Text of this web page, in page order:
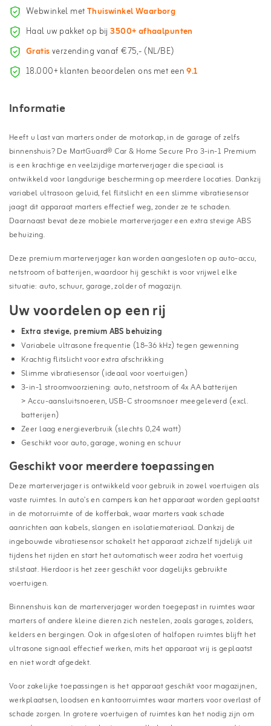
Webwinkel metThuiswinkel Waarborg
Haal uw pakket op bij3500+ afhaalpunten
Gratisverzending vanaf €75,- (NL/BE)
18.000+ klanten beoordelen ons met een9.1
Informatie
Heeft u last van marters onder de motorkap, in de garage of zelfs
binnenshuis? De MartGuard® Car & Home Secure Pro 3-in-1 Premium
is een krachtige en veelzijdige marterverjager die speciaal is
ontwikkeld voor langdurige bescherming op meerdere locaties. Dankzij
variabel ultrasoon geluid, fel flitslicht en een slimme vibratiesensor
jaagt dit apparaat marters effectief weg, zonder ze te schaden.
Daarnaast bevat deze mobiele marterverjager een extra stevige ABS
behuizing.
Deze premium marterverjager kan worden aangesloten op auto-accu,
netstroom of batterijen, waardoor hij geschikt is voor vrijwel elke
situatie: auto, schuur, garage, zolder of magazijn.
Uw voordelen op een rij
Extra stevige, premium ABS behuizing
Variabele ultrasone frequentie (18–36 kHz) tegen gewenning
Krachtig flitslicht voor extra afschrikking
Slimme vibratiesensor (ideaal voor voertuigen)
3-in-1 stroomvoorziening: auto, netstroom of 4x AA batterijen
> Accu-aansluitsnoeren, USB-C stroomsnoer meegeleverd (excl.
batterijen)
Zeer laag energieverbruik (slechts 0,24 watt)
Geschikt voor auto, garage, woning en schuur
Geschikt voor meerdere toepassingen
Deze marterverjager is ontwikkeld voor gebruik in zowel voertuigen als
vaste ruimtes. In auto’s en campers kan het apparaat worden geplaatst
in de motorruimte of de kofferbak, waar marters vaak schade
aanrichten aan kabels, slangen en isolatiemateriaal. Dankzij de
ingebouwde vibratiesensor schakelt het apparaat zichzelf tijdelijk uit
tijdens het rijden en start het automatisch weer zodra het voertuig
stilstaat. Hierdoor is het zeer geschikt voor dagelijks gebruikte
voertuigen.
Binnenshuis kan de marterverjager worden toegepast in ruimtes waar
marters of andere kleine dieren zich nestelen, zoals garages, zolders,
kelders en bergingen. Ook in afgesloten of halfopen ruimtes blijft het
ultrasone signaal effectief werken, mits het apparaat vrij is geplaatst
en niet wordt afgedekt.
Voor zakelijke toepassingen is het apparaat geschikt voor magazijnen,
werkplaatsen, loodsen en kantoorruimtes waar marters voor overlast of
schade zorgen. In grotere voertuigen of ruimtes kan het nodig zijn om